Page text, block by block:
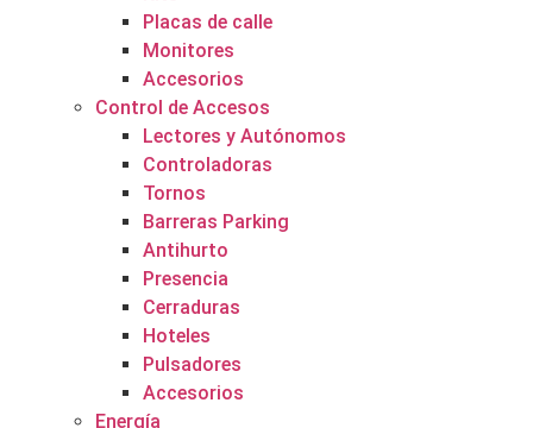
Placas de calle
Monitores
Accesorios
Control de Accesos
Lectores y Autónomos
Controladoras
Tornos
Barreras Parking
Antihurto
Presencia
Cerraduras
Hoteles
Pulsadores
Accesorios
Energía